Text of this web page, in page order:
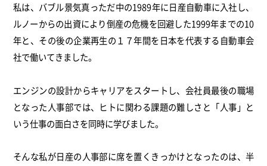
私は、バブル景気真っただ中の1989年に日産自動車に入社し、
ルノーからの出資により倒産の危機を回避した1999年までの10
年と、その後の企業再生の１７年間を日本を代表する自動車会
社で働いてきました。
エンジンの設計からキャリアをスタートし、会社員最後の職場
となった人事部では、ヒトに関わる課題の難しさと「人事」と
いう仕事の面白さを同時に学びました。
そんな私が日産の人事部に席を置くきっかけとなったのは、半